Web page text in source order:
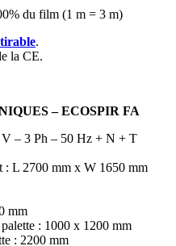
du film (1 m = 3 m)
.
la CE.
– ECOSPIR FA
V – 3 Ph – 50 Hz + N + T
: L 2700 mm x W 1650 mm
mm
: 1000 x 1200 mm
: 2200 mm